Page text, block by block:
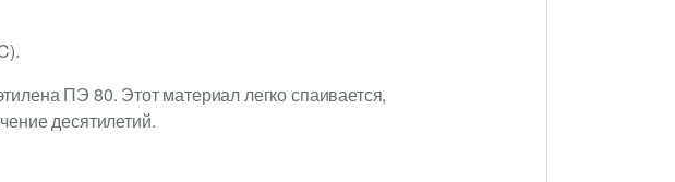
ПЭ 80. Этот материал легко спаивается,
десятилетий.